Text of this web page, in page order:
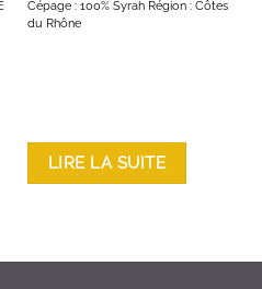
Cépage : 100% Syrah Région : Côtes
du Rhône
LIRE LA SUITE